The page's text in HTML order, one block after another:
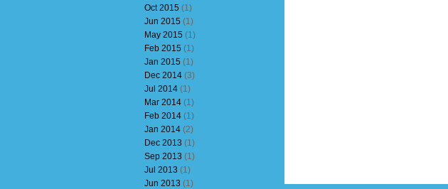
Oct 2015(1)
Jun 2015(1)
May 2015(1)
Feb 2015(1)
Jan 2015(1)
Dec 2014(3)
Jul 2014(1)
Mar 2014(1)
Feb 2014(1)
Jan 2014(2)
Dec 2013 (1)
Sep 2013 (1)
Jul 2013 (1)
Jun 2013 (1)